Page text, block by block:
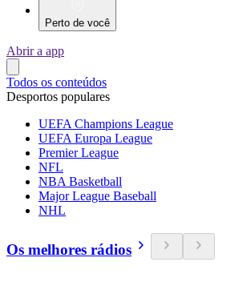
Perto de você
Abrir a app
Todos os conteúdos
Desportos populares
UEFA Champions League
UEFA Europa League
Premier League
NFL
NBA Basketball
Major League Baseball
NHL
Os melhores rádios